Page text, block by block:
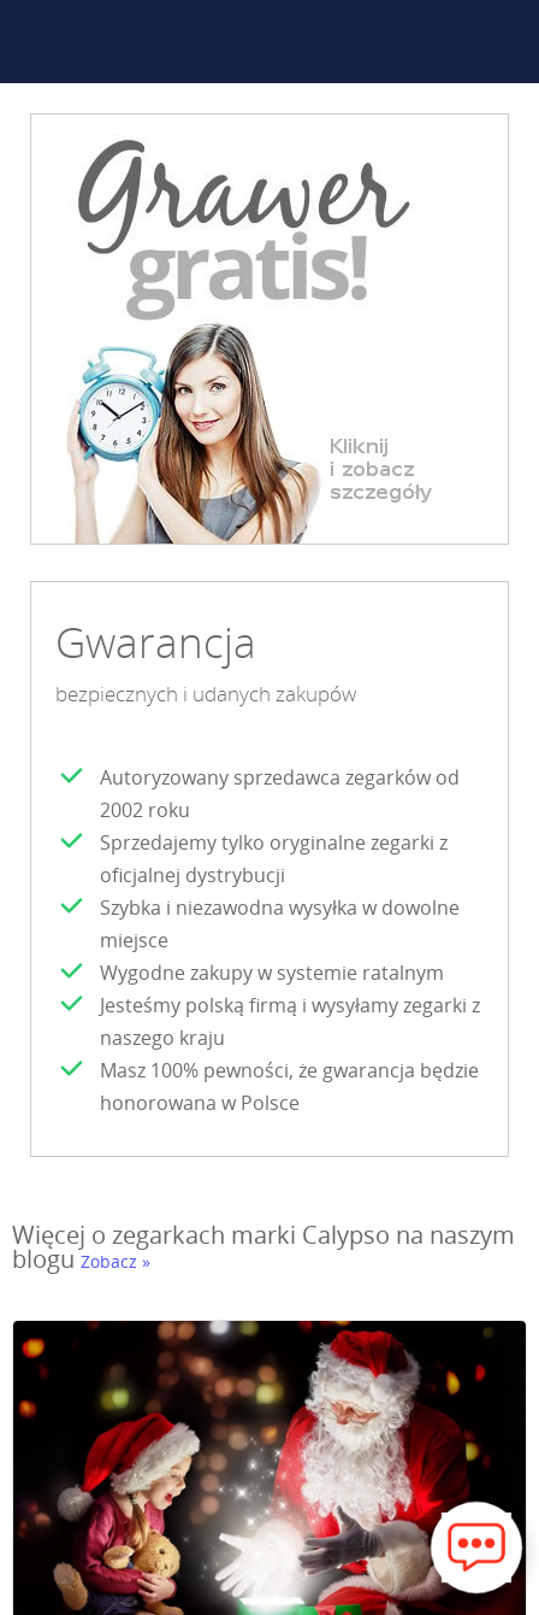
Gwarancja
bezpiecznych i udanych zakupów
Autoryzowany sprzedawca zegarków od
2002 roku
Sprzedajemy tylko oryginalne zegarki z
oficjalnej dystrybucji
Szybka i niezawodna wysyłka w dowolne
miejsce
Wygodne zakupy w systemie ratalnym
Jesteśmy polską firmą i wysyłamy zegarki z
naszego kraju
Masz 100% pewności, że gwarancja będzie
honorowana w Polsce
Więcej o zegarkach marki Calypso na naszym
bloguZobacz »